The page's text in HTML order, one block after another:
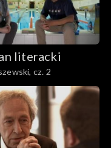
literacki
cz. 2